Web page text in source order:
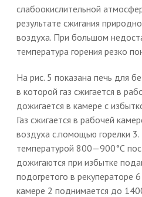
слабоокислительной
результате сжигания
воздуха. При большом
температура горения резко
На рис. 5 показана печь для
в которой газ сжигается в
дожигается в камере с
Газ сжигается в рабочей
воздуха с.помощью горелки
температурой 800—900°С
дожигаются при избытке
подогретого в рекуператоре
камере 2 поднимается до